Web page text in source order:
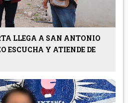
LLEGA A SAN ANTONIO
ESCUCHA Y ATIENDE DE